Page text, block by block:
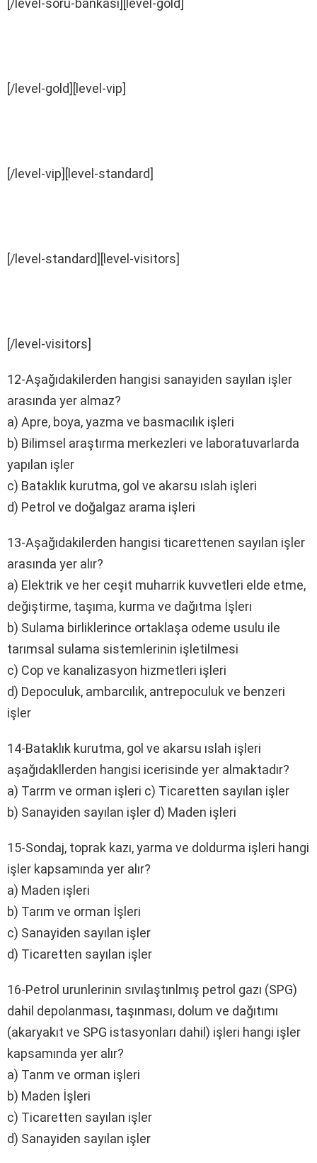
[/level-gold][level-vip]
[/level-vip][level-standard]
[/level-standard][level-visitors]
[/level-visitors]
12-Aşağıdakilerden hangisi sanayiden sayılan işler
arasında yer almaz?
a) Apre, boya, yazma ve basmacılık işleri
b) Bilimsel araştırma merkezleri ve laboratuvarlarda
yapılan işler
c) Bataklık kurutma, gol ve akarsu ıslah işleri
d) Petrol ve doğalgaz arama işleri
13-Aşağıdakilerden hangisi ticarettenen sayılan işler
arasında yer alır?
a) Elektrik ve her ceşit muharrik kuvvetleri elde etme,
değiştirme, taşıma, kurma ve dağıtma İşleri
b) Sulama birliklerince ortaklaşa odeme usulu ile
tarımsal sulama sistemlerinin işletilmesi
c) Cop ve kanalizasyon hizmetleri işleri
d) Depoculuk, ambarcılık, antrepoculuk ve benzeri
işler
14-Bataklık kurutma, gol ve akarsu ıslah işleri
aşağıdakllerden hangisi icerisinde yer almaktadır?
a) Tarrm ve orman işleri c) Ticaretten sayılan işler
b) Sanayiden sayılan işler d) Maden işleri
15-Sondaj, toprak kazı, yarma ve doldurma işleri hangi
işler kapsamında yer alır?
a) Maden işleri
b) Tarım ve orman İşleri
c) Sanayiden sayılan işler
d) Ticaretten sayılan işler
16-Petrol urunlerinin sıvılaştınlmış petrol gazı (SPG)
dahil depolanması, taşınması, dolum ve dağıtımı
(akaryakıt ve SPG istasyonları dahil) işleri hangi işler
kapsamında yer alır?
a) Tanm ve orman işleri
b) Maden İşleri
c) Ticaretten sayılan işler
d) Sanayiden sayılan işler